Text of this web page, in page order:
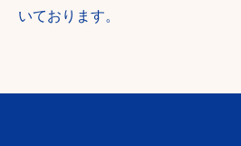
いております。